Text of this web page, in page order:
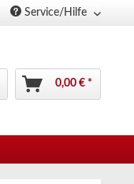
Service/Hilfe
0,00 € *